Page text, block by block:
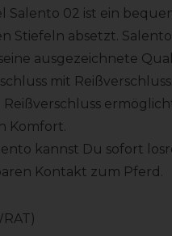
Salento 02 ist ein
Stiefeln absetzt.
ausgezeichnete
mit
Komfort.
kannst Du sofort
Kontakt zum Pferd.